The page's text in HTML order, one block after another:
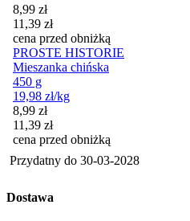
Cena promocyjna
8,99 zł
11,39 zł
cena przed obniżką
PROSTE HISTORIE
Mieszanka chińska
450 g
19,98 zł/kg
Cena promocyjna
8,99 zł
11,39 zł
cena przed obniżką
Przydatny do 30-03-2028
Dostawa